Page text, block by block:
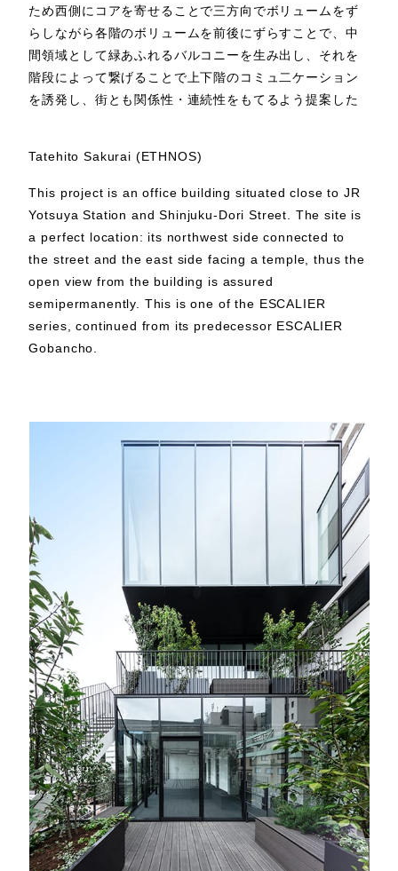
ため西側にコアを寄せることで三方向でボリュームをず
らしながら各階のボリュームを前後にずらすことで、中
間領域として緑あふれるバルコニーを生み出し、それを
階段によって繋げることで上下階のコミュ二ケーション
を誘発し、街とも関係性・連続性をもてるよう提案した
Tatehito Sakurai (ETHNOS)
This project is an office building situated close to JR
Yotsuya Station and Shinjuku-Dori Street. The site is
a perfect location: its northwest side connected to
the street and the east side facing a temple, thus the
open view from the building is assured
semipermanently. This is one of the ESCALIER
series, continued from its predecessor ESCALIER
Gobancho.